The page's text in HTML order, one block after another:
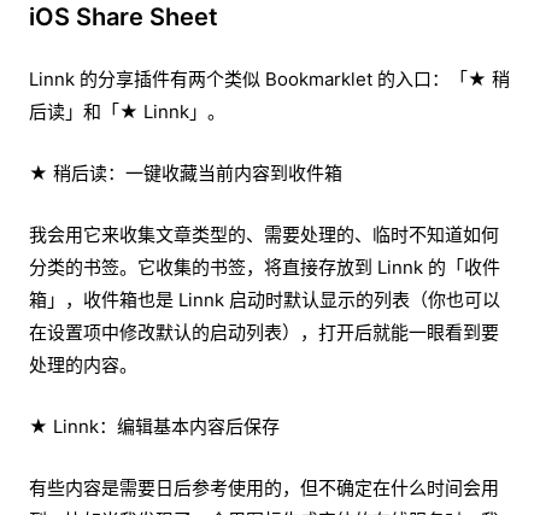
iOS Share Sheet
Linnk 的分享插件有两个类似 Bookmarklet 的入口：「★ 稍
后读」和「★ Linnk」。
★ 稍后读：一键收藏当前内容到收件箱
我会用它来收集文章类型的、需要处理的、临时不知道如何
分类的书签。它收集的书签，将直接存放到 Linnk 的「收件
箱」，收件箱也是 Linnk 启动时默认显示的列表（你也可以
在设置项中修改默认的启动列表），打开后就能一眼看到要
处理的内容。
★ Linnk：编辑基本内容后保存
有些内容是需要日后参考使用的，但不确定在什么时间会用